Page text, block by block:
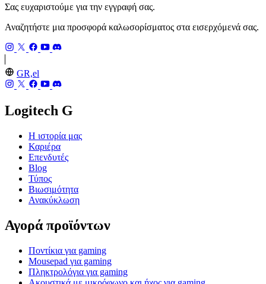
Σας ευχαριστούμε για την εγγραφή σας.
Αναζητήστε μια προσφορά καλωσορίσματος στα εισερχόμενά σας.
GR,el
Logitech G
Η ιστορία μας
Καριέρα
Επενδυτές
Blog
Τύπος
Βιωσιμότητα
Ανακύκλωση
Αγορά προϊόντων
Ποντίκια για gaming
Mousepad για gaming
Πληκτρολόγια για gaming